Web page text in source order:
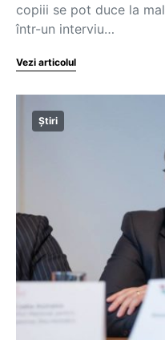
copiii se pot duce la
într-un interviu…
Vezi articolul
Știri